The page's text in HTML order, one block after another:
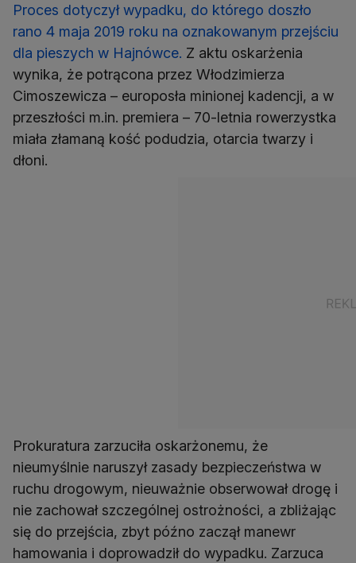
Proces dotyczył wypadku, do którego doszło
rano 4 maja 2019 roku na oznakowanym przejściu
dla pieszych w Hajnówce. Z aktu oskarżenia
wynika, że potrącona przez Włodzimierza
Cimoszewicza – europosła minionej kadencji, a w
przeszłości m.in. premiera – 70-letnia rowerzystka
miała złamaną kość podudzia, otarcia twarzy i
dłoni.
Prokuratura zarzuciła oskarżonemu, że
nieumyślnie naruszył zasady bezpieczeństwa w
ruchu drogowym, nieuważnie obserwował drogę i
nie zachował szczególnej ostrożności, a zbliżając
się do przejścia, zbyt późno zaczął manewr
hamowania i doprowadził do wypadku. Zarzuca